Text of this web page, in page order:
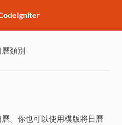
曆類別
。你也可以使用模版將日曆